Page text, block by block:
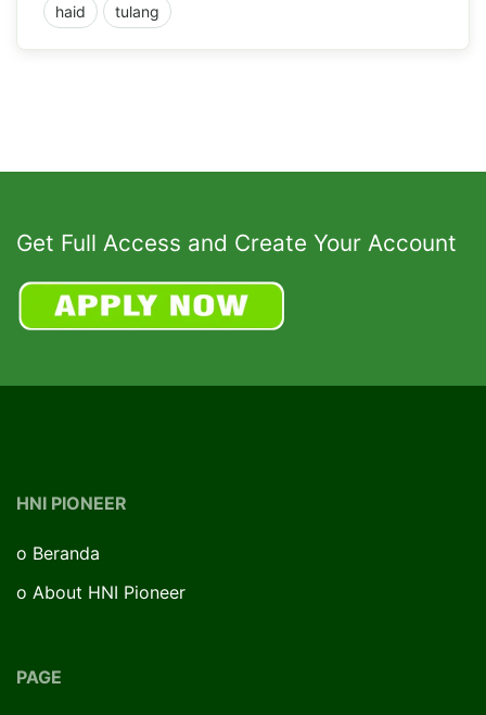
haid tulang
Get Full Access and Create Your Account
HNI PIONEER
o Beranda
o About HNI Pioneer
PAGE